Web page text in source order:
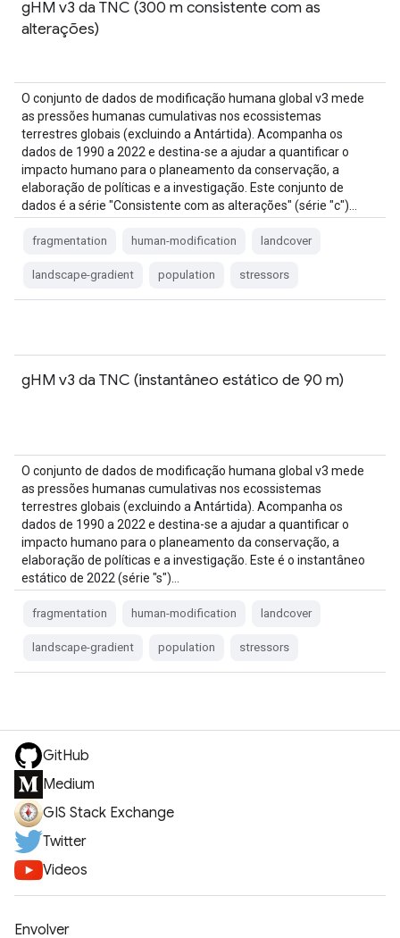
gHM v3 da TNC (300 m consistente com as
alterações)
O conjunto de dados de modificação humana global v3 mede
as pressões humanas cumulativas nos ecossistemas
terrestres globais (excluindo a Antártida). Acompanha os
dados de 1990 a 2022 e destina-se a ajudar a quantificar o
impacto humano para o planeamento da conservação, a
elaboração de políticas e a investigação. Este conjunto de
dados é a série "Consistente com as alterações" (série "c")…
fragmentation human-modification landcover
landscape-gradient population stressors
gHM v3 da TNC (instantâneo estático de 90 m)
O conjunto de dados de modificação humana global v3 mede
as pressões humanas cumulativas nos ecossistemas
terrestres globais (excluindo a Antártida). Acompanha os
dados de 1990 a 2022 e destina-se a ajudar a quantificar o
impacto humano para o planeamento da conservação, a
elaboração de políticas e a investigação. Este é o instantâneo
estático de 2022 (série "s")…
fragmentation human-modification landcover
landscape-gradient population stressors
GitHub
Medium
GIS Stack Exchange
Twitter
Videos
Envolver